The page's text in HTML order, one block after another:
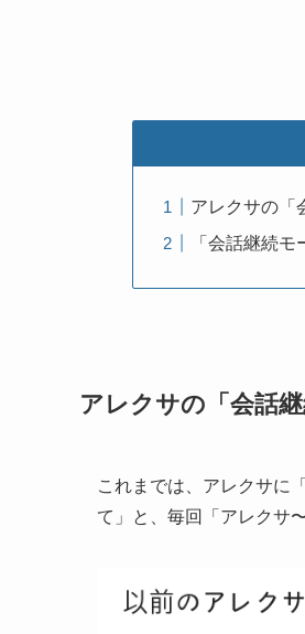
アレクサの「
「会話継続
アレクサの「会話継
これまでは、アレクサに
て」と、 毎回「アレクサ